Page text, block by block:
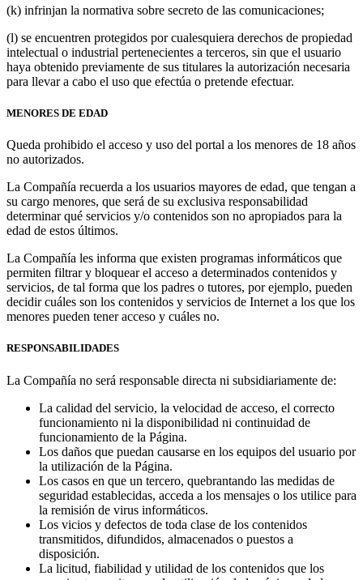
(k) infrinjan la normativa sobre secreto de las comunicaciones;
(l) se encuentren protegidos por cualesquiera derechos de propiedad
intelectual o industrial pertenecientes a terceros, sin que el usuario
haya obtenido previamente de sus titulares la autorización necesaria
para llevar a cabo el uso que efectúa o pretende efectuar.
MENORES DE EDAD
Queda prohibido el acceso y uso del portal a los menores de 18 años
no autorizados.
La Compañía recuerda a los usuarios mayores de edad, que tengan a
su cargo menores, que será de su exclusiva responsabilidad
determinar qué servicios y/o contenidos son no apropiados para la
edad de estos últimos.
La Compañía les informa que existen programas informáticos que
permiten filtrar y bloquear el acceso a determinados contenidos y
servicios, de tal forma que los padres o tutores, por ejemplo, pueden
decidir cuáles son los contenidos y servicios de Internet a los que los
menores pueden tener acceso y cuáles no.
RESPONSABILIDADES
La Compañía no será responsable directa ni subsidiariamente de:
La calidad del servicio, la velocidad de acceso, el correcto
funcionamiento ni la disponibilidad ni continuidad de
funcionamiento de la Página.
Los daños que puedan causarse en los equipos del usuario por
la utilización de la Página.
Los casos en que un tercero, quebrantando las medidas de
seguridad establecidas, acceda a los mensajes o los utilice para
la remisión de virus informáticos.
Los vicios y defectos de toda clase de los contenidos
transmitidos, difundidos, almacenados o puestos a
disposición.
La licitud, fiabilidad y utilidad de los contenidos que los